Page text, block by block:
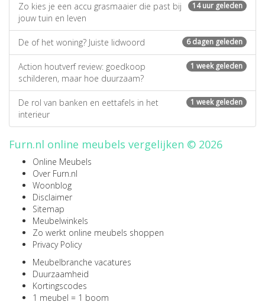
14 uur geleden
Zo kies je een accu grasmaaier die past bij
jouw tuin en leven
6 dagen geleden
De of het woning? Juiste lidwoord
1 week geleden
Action houtverf review: goedkoop
schilderen, maar hoe duurzaam?
1 week geleden
De rol van banken en eettafels in het
interieur
Furn.nl online meubels vergelijken © 2026
Online Meubels
Over Furn.nl
Woonblog
Disclaimer
Sitemap
Meubelwinkels
Zo werkt online meubels shoppen
Privacy Policy
Meubelbranche vacatures
Duurzaamheid
Kortingscodes
1 meubel = 1 boom